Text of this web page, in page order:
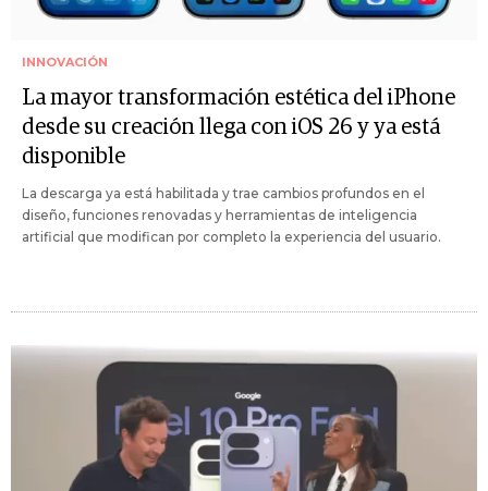
INNOVACIÓN
La mayor transformación estética del iPhone
desde su creación llega con iOS 26 y ya está
disponible
La descarga ya está habilitada y trae cambios profundos en el
diseño, funciones renovadas y herramientas de inteligencia
artificial que modifican por completo la experiencia del usuario.